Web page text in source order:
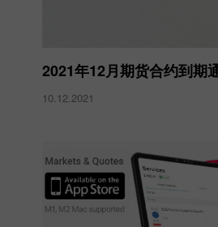
2021年12月期货合约到期
10.12.2021